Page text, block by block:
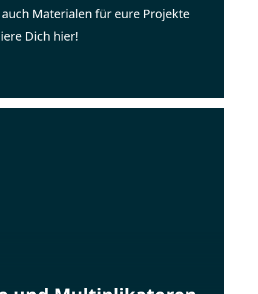
Materialen für eure Projekte
Dich hier!